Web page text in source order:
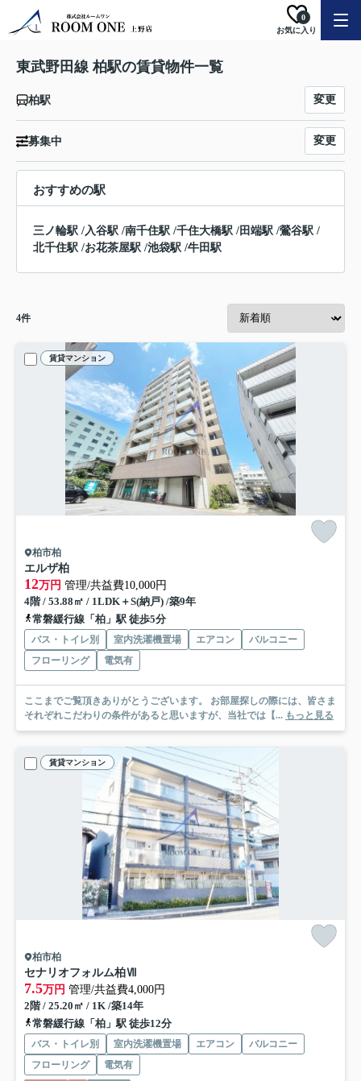
お気に入り
0
東武野田線 柏駅の賃貸物件一覧
柏駅 変更
募集中 変更
おすすめの駅
三ノ輪駅 /入谷駅 /南千住駅 /千住大橋駅 /田端駅 /鶯谷駅 /
北千住駅 /お花茶屋駅 /池袋駅 /牛田駅
4件
賃貸マンション
柏市柏
エルザ柏
12万円 管理/共益費10,000円
4階 / 53.88㎡ / 1LDK＋S(納戸) /築9年
常磐緩行線「柏」駅 徒歩5分
バス・トイレ別 室内洗濯機置場 エアコン
バルコニー
フローリング
電気有
ここまでご覧頂きありがとうございます。 お部屋探しの際には、皆さま
それぞれこだわりの条件があると思いますが、当社では【... もっと見る
賃貸マンション
柏市柏
セナリオフォルム柏Ⅶ
7.5万円 管理/共益費4,000円
2階 / 25.20㎡ / 1K /築14年
常磐緩行線「柏」駅 徒歩12分
バス・トイレ別 室内洗濯機置場 エアコン
バルコニー
フローリング
電気有